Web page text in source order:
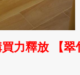
力釋放 【